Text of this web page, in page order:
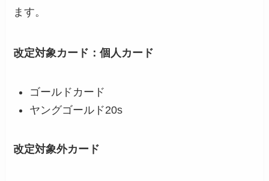
ます。
改定対象カード：個人カード
ゴールドカード
ヤングゴールド20s
改定対象外カード